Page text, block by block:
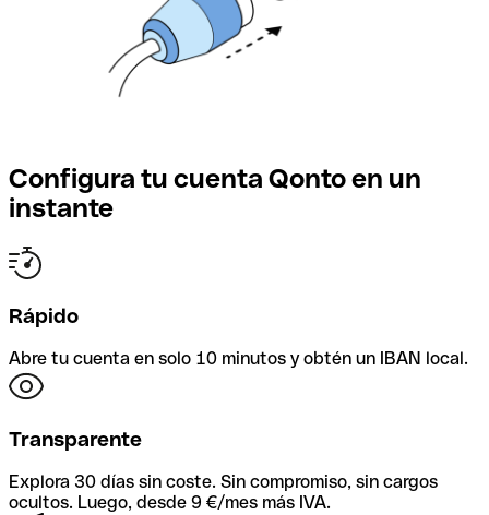
Configura tu cuenta Qonto en un
instante
Rápido
Abre tu cuenta en solo 10 minutos y obtén un IBAN local.
Transparente
Explora 30 días sin coste. Sin compromiso, sin cargos
ocultos. Luego, desde 9 €/mes más IVA.